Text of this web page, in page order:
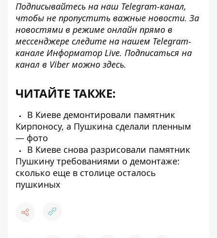
Подписывайтесь на наш Telegram-канал,
чтобы не пропустить важные новости. За
новостями в режиме онлайн прямо в
мессенджере следите на нашем Telegram-
канале Информатор Live. Подписаться на
канал в Viber можно здесь.
ЧИТАЙТЕ ТАКЖЕ:
В Киеве демонтировали памятник
Кирпоносу, а Пушкина сделали пленным
— фото
В Киеве снова разрисовали памятник
Пушкину требованиями о демонтаже:
сколько еще в столице осталось
пушкиных